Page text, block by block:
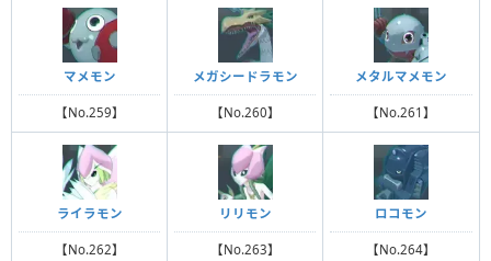
マメモン
【No.259】
メガシードラモン
【No.260】
メタルマメモン
【No.261】
ライラモン
【No.262】
リリモン
【No.263】
ロコモン
【No.264】